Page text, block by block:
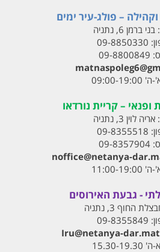
– פולג-עיר ימים
בני ברמן 6, נתניה
09-8850330
09-8800849
19:00
ופנאי – קריית נורדאו
אריה לוין 3, נתניה
09-8355518
09-8357904
noffice@netanya-
19:00
- גבעת האירוסים
החוף 3, נתניה
09-8355849
Iru@netanya-
19.30